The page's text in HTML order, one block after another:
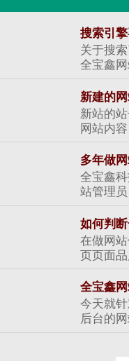
搜索引
关于搜
全宝鑫
新建的
新站的
网站内
多年做
全宝鑫
站管理
如何判
在做网
页页面
全宝鑫
今天就
后台的